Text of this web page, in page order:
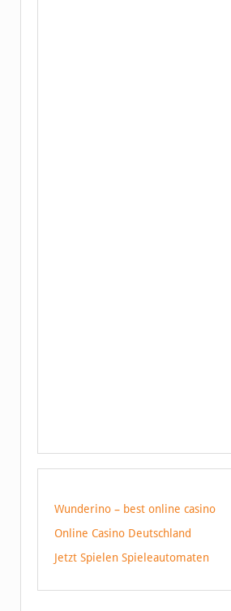
Wunderino – best online casino
Online Casino Deutschland
Jetzt Spielen Spieleautomaten